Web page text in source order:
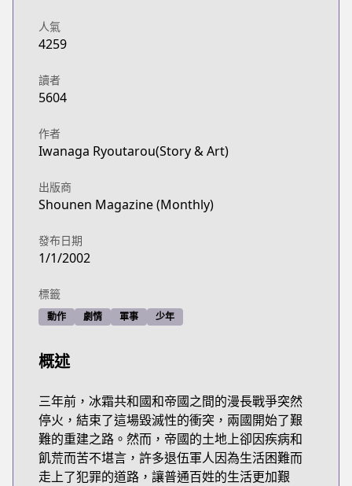
人氣
4259
讀者
5604
作者
Iwanaga Ryoutarou(Story & Art)
出版商
Shounen Magazine (Monthly)
發布日期
1/1/2002
標籤
動作 劇情 軍事 少年
概述
三年前，冰霜共和國和帝國之間的漫長戰爭突然
停火，結束了這場毀滅性的衝突，兩國開始了艱
難的重建之路。然而，帝國的土地上卻因疾病和
飢荒而苦不堪言，許多退伍軍人因為生活困難而
走上了犯罪的道路，讓普通百姓的生活更加艱